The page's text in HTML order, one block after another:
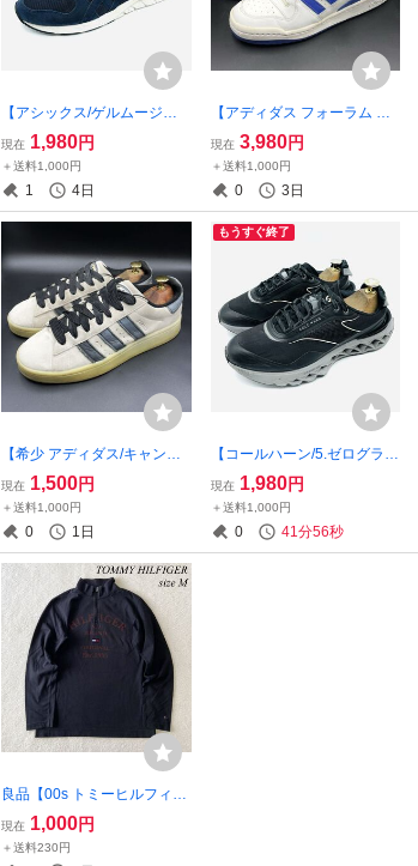
【アシックス/ゲルムージー 0
07/1293A007】高級ウォーキ
ングシューズ！ミッドナイト
ネイビー/ホワイト/27cm/衝
撃プライス！即完売 7/23
現在 1,980円
＋送料1,000円
1 4日
【アディダス フォーラム ロ
ー/FY7756】高級レザースニ
ーカー！ホワイト/チームロ
イヤルブルー/26cm/衝撃プラ
イス！希少・廃盤品！7/24
現在 3,980円
＋送料1,000円
0 3日
【希少 アディダス/キャンパ
ス 00s/HQ8711】高級プレミ
アムスエードクラシックスニ
ーカー！アルミニウム/ブラ
ック/27cm/衝撃プライス！8/
4
現在 1,500円
＋送料1,000円
0 1日
もうすぐ終了
【コールハーン/5.ゼログラン
ド オールテレイン ランナー/
W29806】高級ランニングシ
ューズ！ブラック/グレー/7B/
24cm/衝撃プライス！7/28
現在 1,980円
＋送料1,000円
0 41分55秒
良品【00s トミーヒルフィガ
ー/刺繍ロゴ】高級オリジナ
ルハーフジップトレーナー！
薄手素材/ブラック/M表記/衝
現在 1,000円
＋送料230円